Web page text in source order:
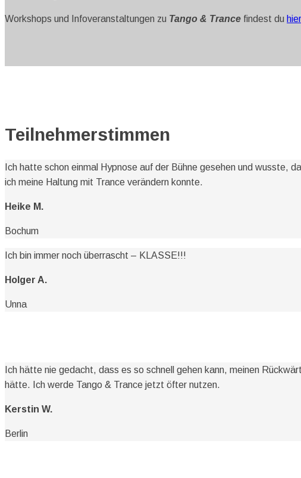
Workshops und Infoveranstaltungen zu Tango & Trance findest du hier
Teilnehmerstimmen
Ich hatte schon einmal Hypnose auf der Bühne gesehen und wusste,
ich meine Haltung mit Trance verändern konnte.
Heike M.
Bochum
Ich bin immer noch überrascht – KLASSE!!!
Holger A.
Unna
Ich hätte nie gedacht, dass es so schnell gehen kann, meinen
hätte. Ich werde Tango & Trance jetzt öfter nutzen.
Kerstin W.
Berlin